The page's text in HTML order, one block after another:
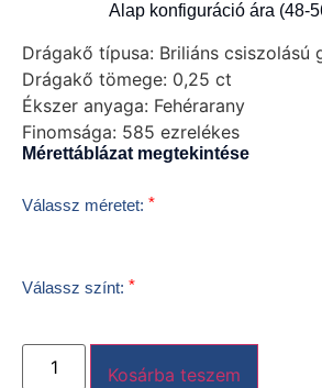
Alap konfiguráció ára (48-
Drágakő típusa: Briliáns csiszolású
Drágakő tömege: 0,25 ct
Ékszer anyaga: Fehérarany
Finomsága: 585 ezrelékes
Mérettáblázat megtekintése
Válassz méretet: *
Válassz színt: *
Kosárba teszem